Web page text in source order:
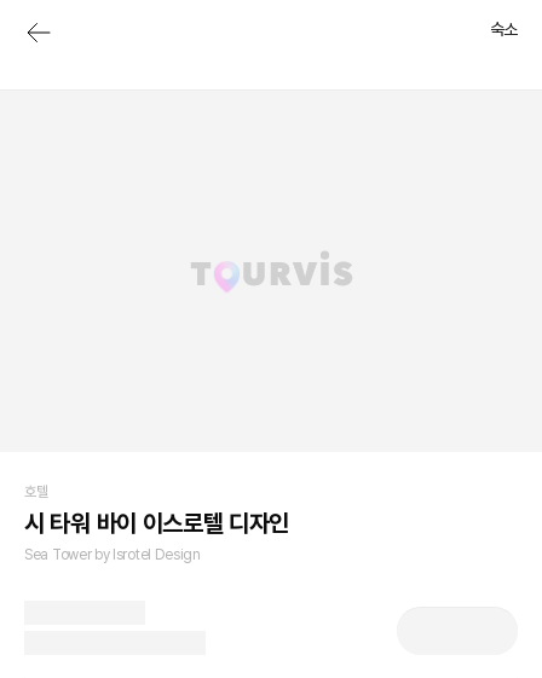
숙소
호텔
시 타워 바이 이스로텔 디자인
Sea Tower by Isrotel Design